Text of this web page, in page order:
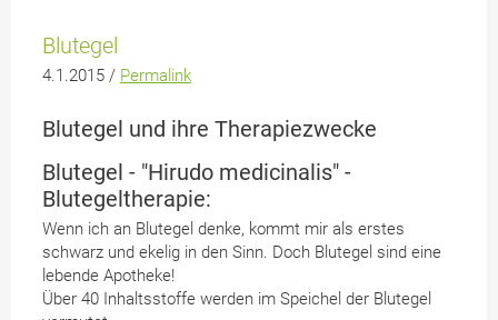
Blutegel
4.1.2015 / Permalink
Blutegel und ihre Therapiezwecke
Blutegel - "Hirudo medicinalis" -
Blutegeltherapie:
Wenn ich an Blutegel denke, kommt mir als erstes
schwarz und ekelig in den Sinn. Doch Blutegel sind eine
lebende Apotheke!
Über 40 Inhaltsstoffe werden im Speichel der Blutegel